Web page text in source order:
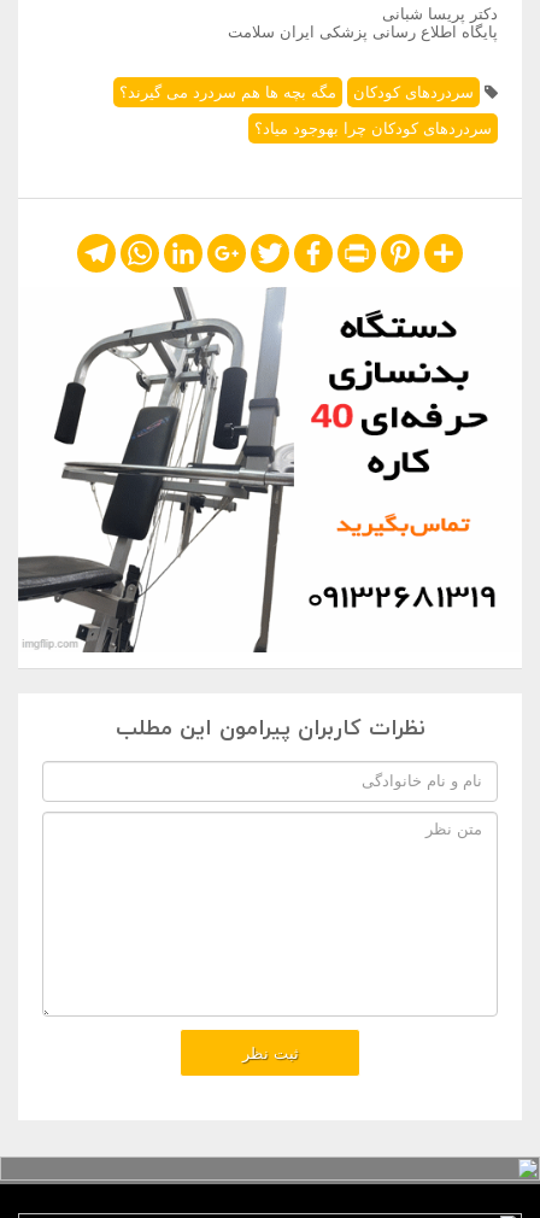
دکتر پریسا شبانی
پایگاه اطلاع رسانی پزشکی ایران سلامت
سردردهای کودکان
مگه بچه ها هم سردرد می گیرند؟
سردردهای کودکان چرا بهوجود میاد؟
Share
Pinterest
Print
Facebook
Twitter
Google+
LinkedIn
WhatsApp
Telegram
نظرات کاربران پیرامون این مطلب